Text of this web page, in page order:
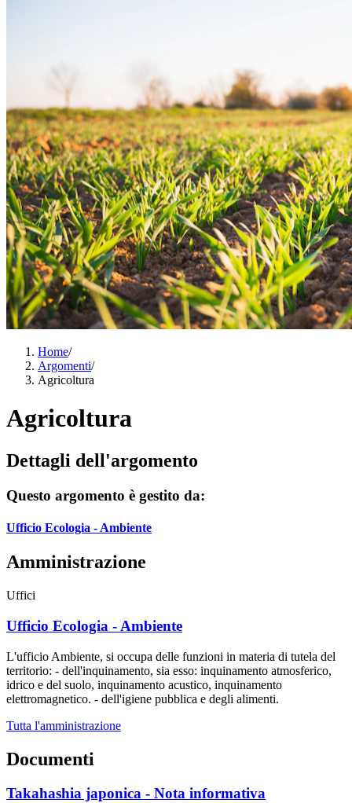
Home/
Argomenti/
Agricoltura
Agricoltura
Dettagli dell'argomento
Questo argomento è gestito da:
Ufficio Ecologia - Ambiente
Amministrazione
Uffici
Ufficio Ecologia - Ambiente
L'ufficio Ambiente, si occupa delle funzioni in materia di tutela del
territorio: - dell'inquinamento, sia esso: inquinamento atmosferico,
idrico e del suolo, inquinamento acustico, inquinamento
elettromagnetico. - dell'igiene pubblica e degli alimenti.
Tutta l'amministrazione
Documenti
Takahashia japonica - Nota informativa